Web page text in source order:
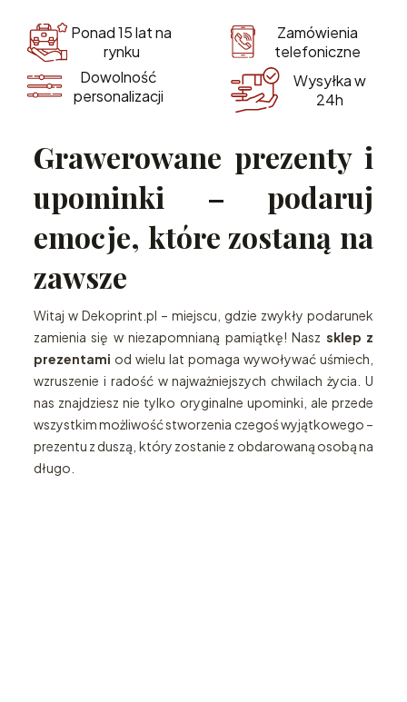
Ponad 15 lat na
rynku
Zamówienia
telefoniczne
Dowolność
personalizacji
Wysyłka w
24h
Grawerowane prezenty i
upominki – podaruj
emocje, które zostaną na
zawsze
Witaj w Dekoprint.pl – miejscu, gdzie zwykły podarunek
zamienia się w niezapomnianą pamiątkę! Nasz sklep z
prezentami od wielu lat pomaga wywoływać uśmiech,
wzruszenie i radość w najważniejszych chwilach życia. U
nas znajdziesz nie tylko oryginalne upominki, ale przede
wszystkim możliwość stworzenia czegoś wyjątkowego –
prezentu z duszą, który zostanie z obdarowaną osobą na
długo.